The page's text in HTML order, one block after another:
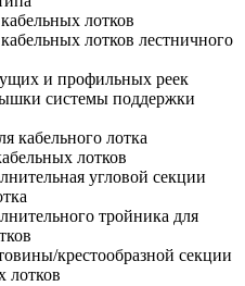
лотков
лотков лестничного
и профильных реек
системы поддержки
кабельного лотка
лотков
угловой секции
тройника для
крестообразной секции
лотков